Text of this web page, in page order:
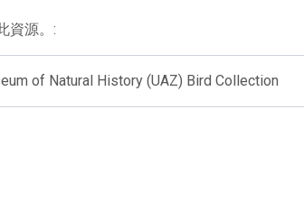
資源。:
of Natural History (UAZ) Bird Collection